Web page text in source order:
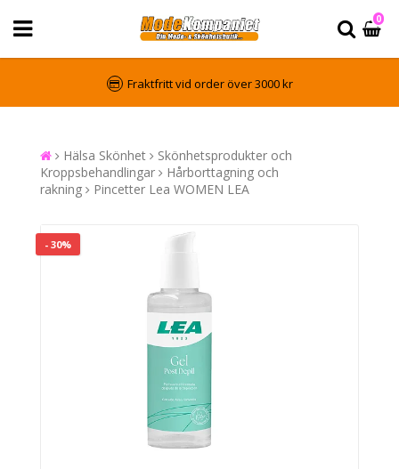
0
Fraktfritt vid order över 3000 kr
Hälsa Skönhet
Skönhetsprodukter och
Kroppsbehandlingar
Hårborttagning och
rakning
Pincetter Lea WOMEN LEA
- 30%